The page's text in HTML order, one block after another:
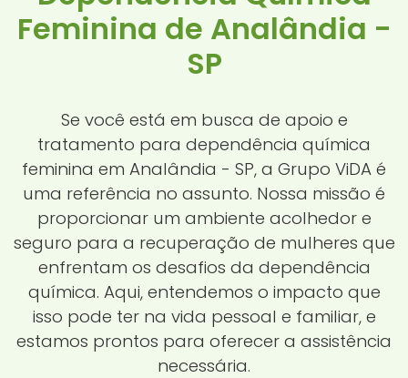
Feminina de Analândia -
SP
Se você está em busca de apoio e
tratamento para dependência química
feminina em Analândia - SP, a Grupo ViDA é
uma referência no assunto. Nossa missão é
proporcionar um ambiente acolhedor e
seguro para a recuperação de mulheres que
enfrentam os desafios da dependência
química. Aqui, entendemos o impacto que
isso pode ter na vida pessoal e familiar, e
estamos prontos para oferecer a assistência
necessária.